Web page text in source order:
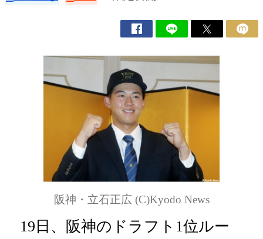
阪神・立石正広 (C)Kyodo News
19日、阪神のドラフト1位ルー